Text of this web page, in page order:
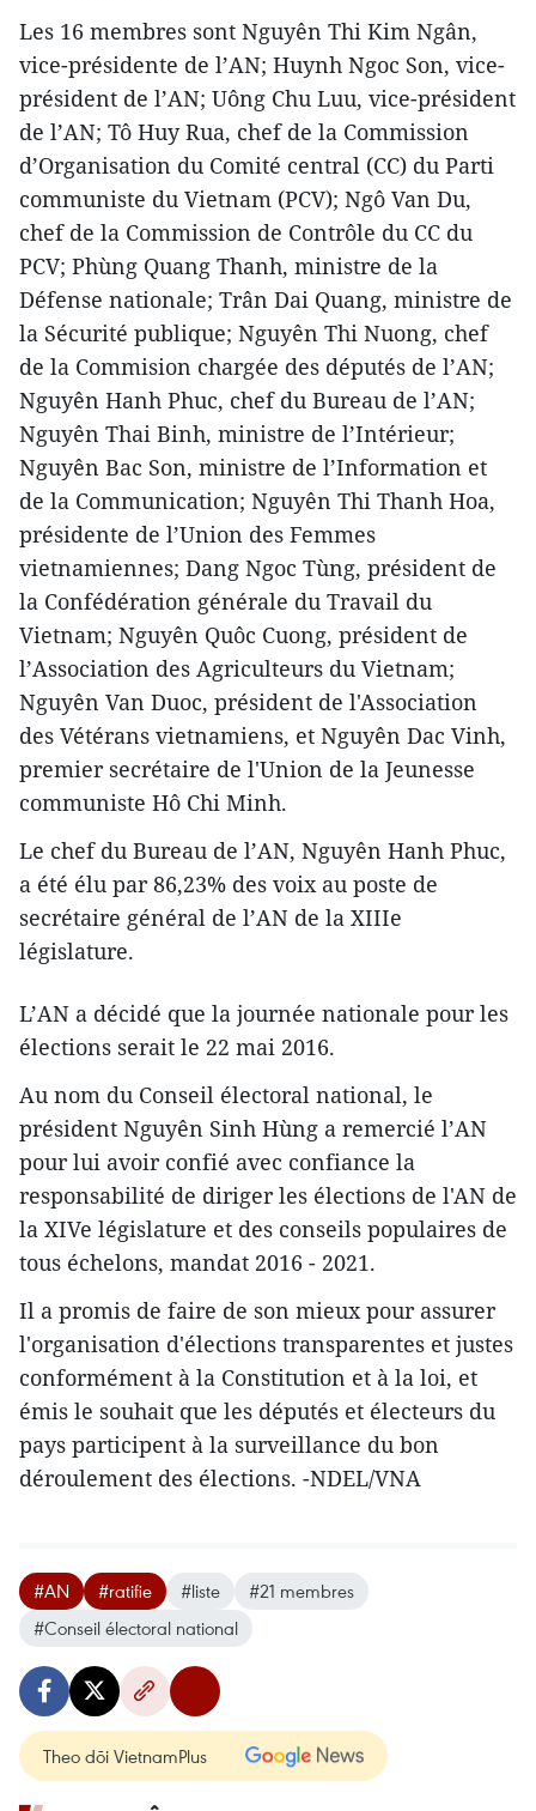
Les 16 membres sont Nguyên Thi Kim Ngân,
vice-présidente de l’AN; Huynh Ngoc Son, vice-
président de l’AN; Uông Chu Luu, vice-président
de l’AN; Tô Huy Rua, chef de la Commission
d’Organisation du Comité central (CC) du Parti
communiste du Vietnam (PCV); Ngô Van Du,
chef de la Commission de Contrôle du CC du
PCV; Phùng Quang Thanh, ministre de la
Défense nationale; Trân Dai Quang, ministre de
la Sécurité publique; Nguyên Thi Nuong, chef
de la Commision chargée des députés de l’AN;
Nguyên Hanh Phuc, chef du Bureau de l’AN;
Nguyên Thai Binh, ministre de l’Intérieur;
Nguyên Bac Son, ministre de l’Information et
de la Communication; Nguyên Thi Thanh Hoa,
présidente de l’Union des Femmes
vietnamiennes; Dang Ngoc Tùng, président de
la Confédération générale du Travail du
Vietnam; Nguyên Quôc Cuong, président de
l’Association des Agriculteurs du Vietnam;
Nguyên Van Duoc, président de l'Association
des Vétérans vietnamiens, et Nguyên Dac Vinh,
premier secrétaire de l'Union de la Jeunesse
communiste Hô Chi Minh.
Le chef du Bureau de l’AN, Nguyên Hanh Phuc,
a été élu par 86,23% des voix au poste de
secrétaire général de l’AN de la XIIIe
législature.
L’AN a décidé que la journée nationale pour les
élections serait le 22 mai 2016.
Au nom du Conseil électoral national, le
président Nguyên Sinh Hùng a remercié l’AN
pour lui avoir confié avec confiance la
responsabilité de diriger les élections de l'AN de
la XIVe législature et des conseils populaires de
tous échelons, mandat 2016 - 2021.
Il a promis de faire de son mieux pour assurer
l'organisation d'élections transparentes et justes
conformément à la Constitution et à la loi, et
émis le souhait que les députés et électeurs du
pays participent à la surveillance du bon
déroulement des élections. -NDEL/VNA
#AN #ratifie #liste
#21 membres
#Conseil électoral national
Theo dõi VietnamPlus